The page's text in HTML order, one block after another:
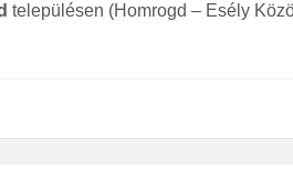
településen (Homrogd – Esély